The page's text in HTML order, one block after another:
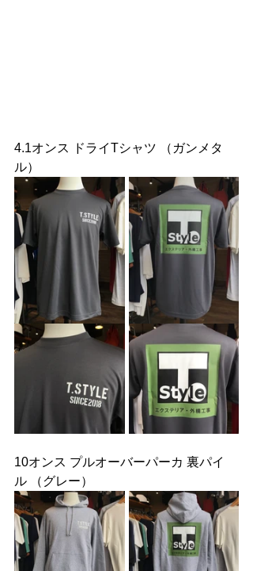
4.1オンス ドライTシャツ （ガンメタ
ル）
10オンス プルオーバーパーカ 裏パイ
ル （グレー）